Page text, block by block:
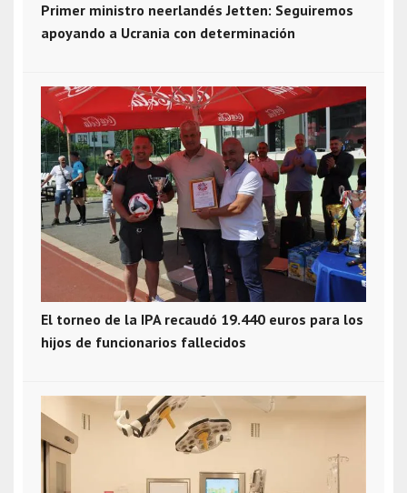
Primer ministro neerlandés Jetten: Seguiremos
apoyando a Ucrania con determinación
El torneo de la IPA recaudó 19.440 euros para los
hijos de funcionarios fallecidos